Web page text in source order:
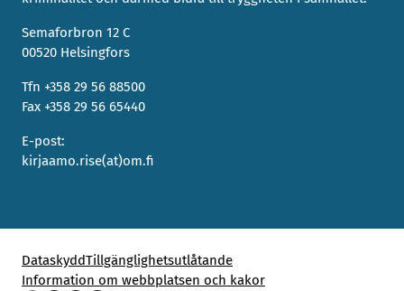
Semaforbron 12 C
00520 Helsingfors
Tfn +358 29 56 88500
Fax +358 29 56 65440
E-post:
kirjaamo.rise(at)om.fi
DataskyddTillgänglighetsutlåtande
Information om webbplatsen och kakor